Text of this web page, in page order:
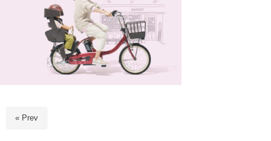
« Prev